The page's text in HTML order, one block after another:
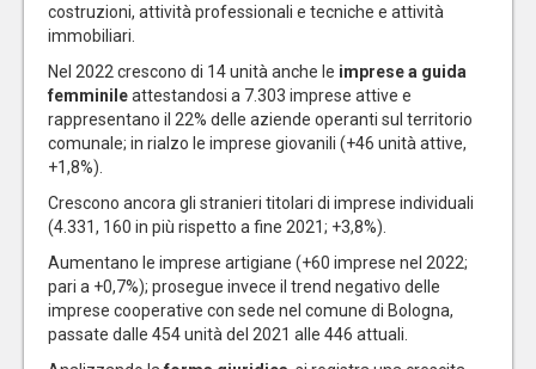
costruzioni, attività professionali e tecniche e attività
immobiliari.
Nel 2022 crescono di 14 unità anche le imprese a guida
femminileattestandosi a 7.303 imprese attive e
rappresentano il 22% delle aziende operanti sul territorio
comunale; in rialzo le imprese giovanili (+46 unità attive,
+1,8%).
Crescono ancora gli stranieri titolari di imprese individuali
(4.331, 160 in più rispetto a fine 2021; +3,8%).
Aumentano le imprese artigiane (+60 imprese nel 2022;
pari a +0,7%); prosegue invece il trend negativo delle
imprese cooperative con sede nel comune di Bologna,
passate dalle 454 unità del 2021 alle 446 attuali.